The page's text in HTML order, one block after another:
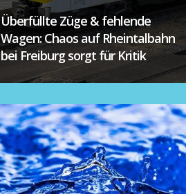
Überfüllte Züge & fehlende
Wagen: Chaos auf Rheintalbahn
bei Freiburg sorgt für Kritik